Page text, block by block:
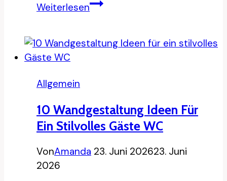
Weiterlesen8
Gästezimmer
gestalten
Allgemein
10 Wandgestaltung Ideen Für
Ein Stilvolles Gäste WC
VonAmanda 23. Juni 202623. Juni
2026